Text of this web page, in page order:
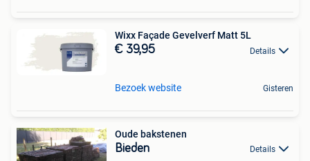
Wixx Façade Gevelverf Matt 5L
€ 39,95 Details
Bezoek website Gisteren
Oude bakstenen
Bieden Details